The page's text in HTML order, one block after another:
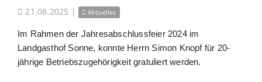
21.08.2025 | Aktuelles
Im Rahmen der Jahresabschlussfeier 2024 im
Landgasthof Sonne, konnte Herrn Simon Knopf für 20-
jährige Betriebszugehörigkeit gratuliert werden.